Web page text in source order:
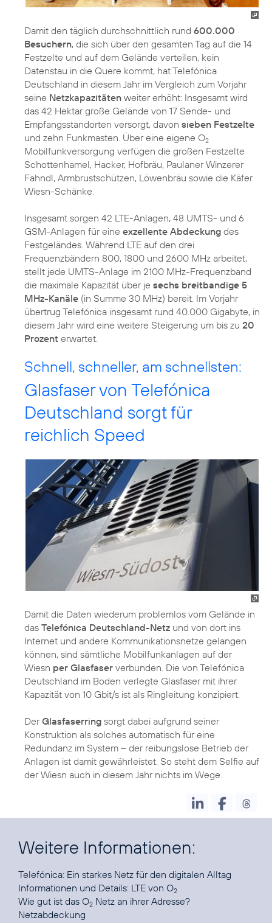
Damit den täglich durchschnittlich rund 600.000
Besuchern, die sich über den gesamten Tag auf die 14
Festzelte und auf dem Gelände verteilen, kein
Datenstau in die Quere kommt, hat Telefónica
Deutschland in diesem Jahr im Vergleich zum Vorjahr
seine Netzkapazitäten weiter erhöht: Insgesamt wird
das 42 Hektar große Gelände von 17 Sende- und
Empfangsstandorten versorgt, davon sieben Festzelte
und zehn Funkmasten. Über eine eigene O2
Mobilfunkversorgung verfügen die großen Festzelte
Schottenhamel, Hacker, Hofbräu, Paulaner Winzerer
Fähndl, Armbrustschützen, Löwenbräu sowie die Käfer
Wiesn-Schänke.
Insgesamt sorgen 42 LTE-Anlagen, 48 UMTS- und 6
GSM-Anlagen für eine exzellente Abdeckung des
Festgeländes. Während LTE auf den drei
Frequenzbändern 800, 1800 und 2600 MHz arbeitet,
stellt jede UMTS-Anlage im 2100 MHz-Frequenzband
die maximale Kapazität über je sechs breitbandige 5
MHz-Kanäle (in Summe 30 MHz) bereit. Im Vorjahr
übertrug Telefónica insgesamt rund 40.000 Gigabyte, in
diesem Jahr wird eine weitere Steigerung um bis zu 20
Prozent erwartet.
Schnell, schneller, am schnellsten:
Glasfaser von Telefónica
Deutschland sorgt für
reichlich Speed
Damit die Daten wiederum problemlos vom Gelände in
das Telefónica Deutschland-Netz und von dort ins
Internet und andere Kommunikationsnetze gelangen
können, sind sämtliche Mobilfunkanlagen auf der
Wiesn per Glasfaser verbunden. Die von Telefónica
Deutschland im Boden verlegte Glasfaser mit ihrer
Kapazität von 10 Gbit/s ist als Ringleitung konzipiert.
DerGlasfaserring sorgt dabei aufgrund seiner
Konstruktion als solches automatisch für eine
Redundanz im System – der reibungslose Betrieb der
Anlagen ist damit gewährleistet. So steht dem Selfie auf
der Wiesn auch in diesem Jahr nichts im Wege.
Weitere Informationen:
Telefónica: Ein starkes Netz für den digitalen Alltag
Informationen und Details: LTE von O2
Wie gut ist das O2 Netz an ihrer Adresse?
Netzabdeckung